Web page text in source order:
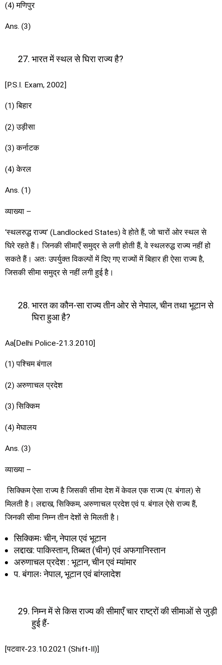
(4) मणिपुर
Ans. (3)
भारत में स्थल से घिरा राज्य है?
[P.S.I. Exam, 2002]
(1) बिहार
(2) उड़ीसा
(3) कर्नाटक
(4) केरल
Ans. (1)
व्याख्या –
‘स्थलरुद्ध राज्य’ (Landlocked States) वे होते हैं, जो चारों ओर स्थल से
घिरे रहते हैं। जिनकी सीमाएँ समुद्र से लगी होती हैं, वे स्थलरुद्ध राज्य नहीं हो
सकते हैं। अतः उपर्युक्त विकल्पों में दिए गए राज्यों में बिहार ही ऐसा राज्य है,
जिसकी सीमा समुद्र से नहीं लगी हुई है।
भारत का कौन-सा राज्य तीन ओर से नेपाल, चीन तथा भूटान से
घिरा हुआ है?
Aa[Delhi Police-21.3.2010]
(1) पश्चिम बंगाल
(2) अरुणाचल प्रदेश
(3) सिक्किम
(4) मेघालय
Ans. (3)
व्याख्या –
सिक्किम ऐसा राज्य है जिसकी सीमा देश में केवल एक राज्य (प. बंगाल) से
मिलती है। लद्दाख, सिक्किम, अरुणाचल प्रदेश एवं प. बंगाल ऐसे राज्य हैं,
जिनकी सीमा निम्न तीन देशों से मिलती है।
सिक्किमः चीन, नेपाल एवं भूटान
लद्दाख: पाकिस्तान, तिब्बत (चीन) एवं अफगानिस्तान
अरुणाचल प्रदेश : भूटान, चीन एवं म्यांमार
प. बंगालः नेपाल, भूटान एवं बांग्लादेश
निम्न में से किस राज्य की सीमाएँ चार राष्ट्रों की सीमाओं से जुड़ी
हुई हैं-
[पटवार-23.10.2021 (Shift-II)]